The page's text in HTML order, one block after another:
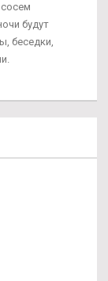
будут
беседки,